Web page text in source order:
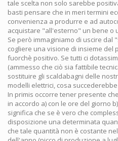
tale scelta non solo sarebbe
basti pensare che in meri termini
convenienza a produrre e ad
acquistare "all'esterno" un bene o
Se però immaginiamo di uscire dal
cogliere una visione di insieme del
fuorchè positivo. Se tutti ci
(ammesso che ciò sia fattibile
sostituire gli scaldabagni delle
modelli elettrici, cosa
In primis occorre tener presente
in accordo a) con le ore del giorno
significa che se è vero che
disposizione una determinata
che tale quantità non è costante